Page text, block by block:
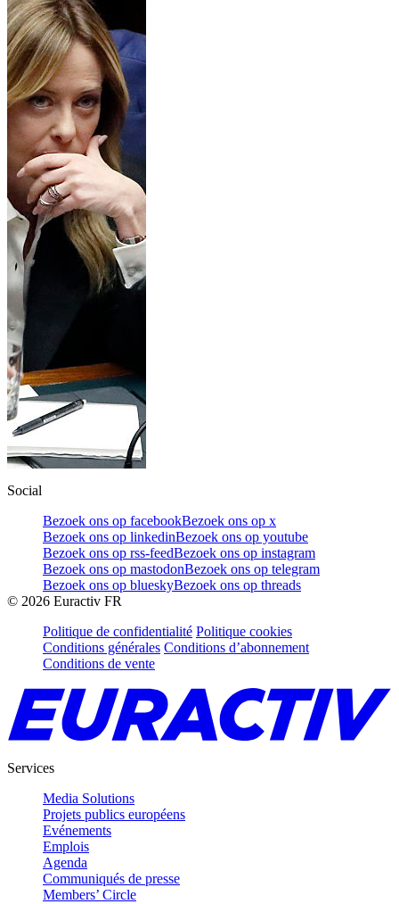
Social
Bezoek ons op facebookBezoek ons op x
Bezoek ons op linkedinBezoek ons op youtube
Bezoek ons op rss-feedBezoek ons op instagram
Bezoek ons op mastodonBezoek ons op telegram
Bezoek ons op blueskyBezoek ons op threads
© 2026 Euractiv FR
Politique de confidentialité Politique cookies
Conditions générales Conditions d’abonnement
Conditions de vente
Services
Media Solutions
Projets publics européens
Evénements
Emplois
Agenda
Communiqués de presse
Members’ Circle